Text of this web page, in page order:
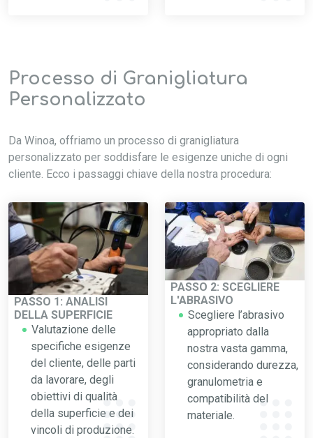
Processo di Granigliatura
Personalizzato
Da Winoa, offriamo un processo di granigliatura
personalizzato per soddisfare le esigenze uniche di ogni
cliente. Ecco i passaggi chiave della nostra procedura:
PASSO 1: ANALISI
DELLA SUPERFICIE
Valutazione delle
specifiche esigenze
del cliente, delle parti
da lavorare, degli
obiettivi di qualità
della superficie e dei
vincoli di produzione.
PASSO 2: SCEGLIERE
L'ABRASIVO
Scegliere l’abrasivo
appropriato dalla
nostra vasta gamma,
considerando durezza,
granulometria e
compatibilità del
materiale.